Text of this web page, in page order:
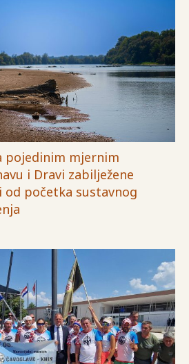
pojedinim mjernim
i Dravi zabilježene
od početka sustavnog